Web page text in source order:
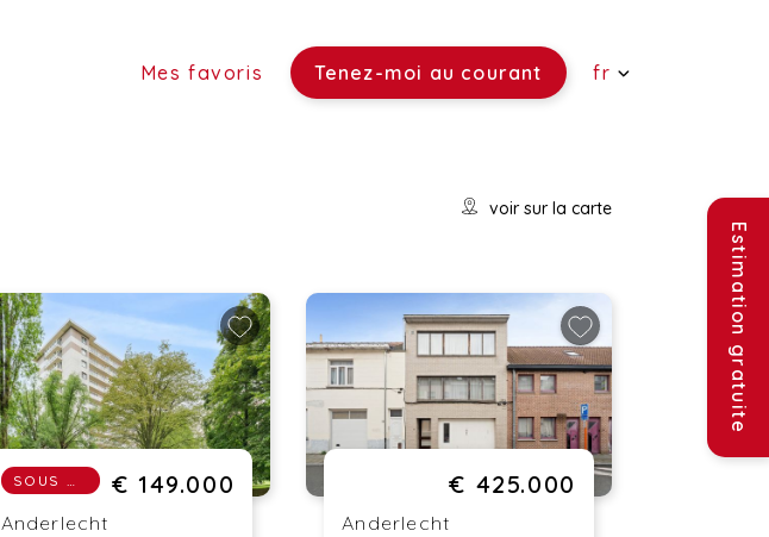
Mes favoris Tenez-moi au courant fr
voir sur la carte
€ 149.000
Anderlecht
€ 425.000
Anderlecht
Estimation gratuite